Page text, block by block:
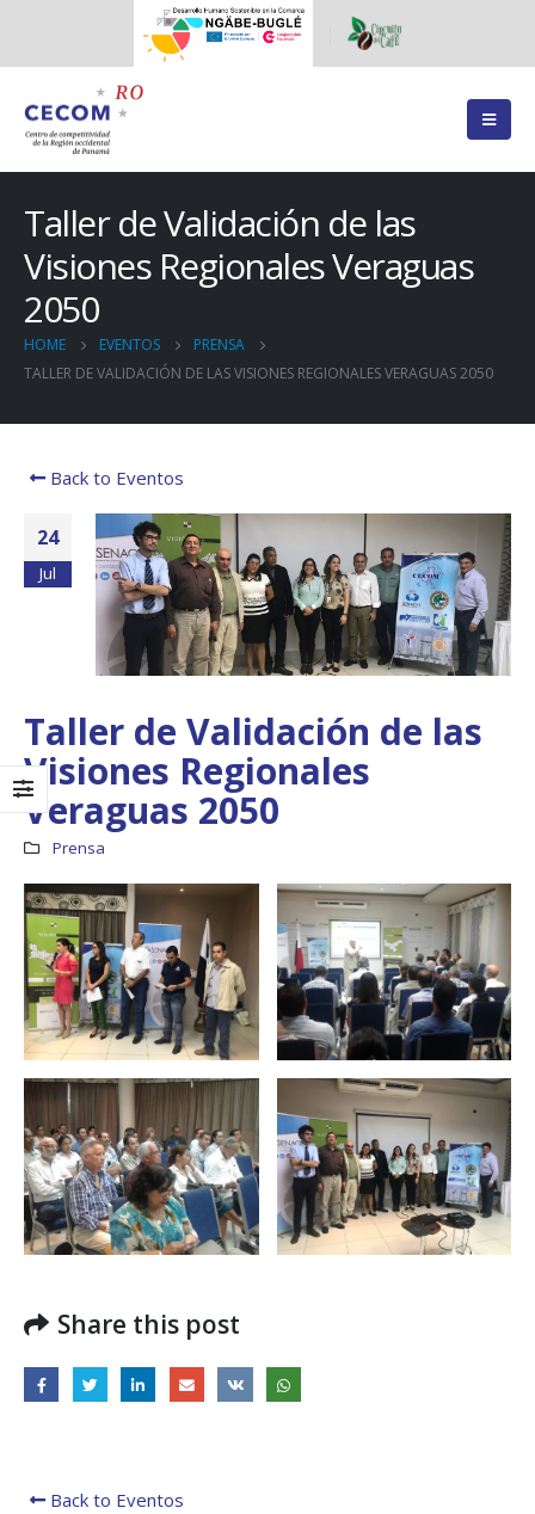
Taller de Validación de las
Visiones Regionales Veraguas
2050
HOME EVENTOS
PRENSA
TALLER DE VALIDACIÓN DE LAS VISIONES REGIONALES VERAGUAS 2050
Back to Eventos
24
Jul
Taller de Validación de las
Visiones Regionales
Veraguas 2050
Prensa
Share this post
Back to Eventos
Boletín Informativo
No.1 – Soluciones
Integrales
13 junio, 2025
MEF fortalece la
integración de
perspectivas
regionales en el Plan
Estratégico de Gobierno 2025-
2029
27 diciembre, 2024
Presentación de
Avances del proyecto
Soluciones Integrales
de Acceso Universal a
la Energía
Taller: Estudio y
Diseño de la
Estrategia para
Impulsar el Tren
Panamá – CECOM RO
19 octubre, 2024
CECOMRO se
con el presidente
Raúl Mulino
6 septiembre, 2024
Encuentro de
Lideresas para
Fortalecimiento
Integral de la
Gobernanza y Derechos
Humanos en la CNB con